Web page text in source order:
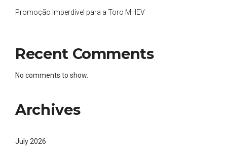
Promoção Imperdível para a Toro MHEV
Recent Comments
No comments to show.
Archives
July 2026